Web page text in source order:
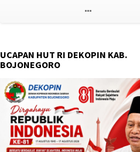
UCAPAN HUT RI DEKOPIN KAB.
BOJONEGORO